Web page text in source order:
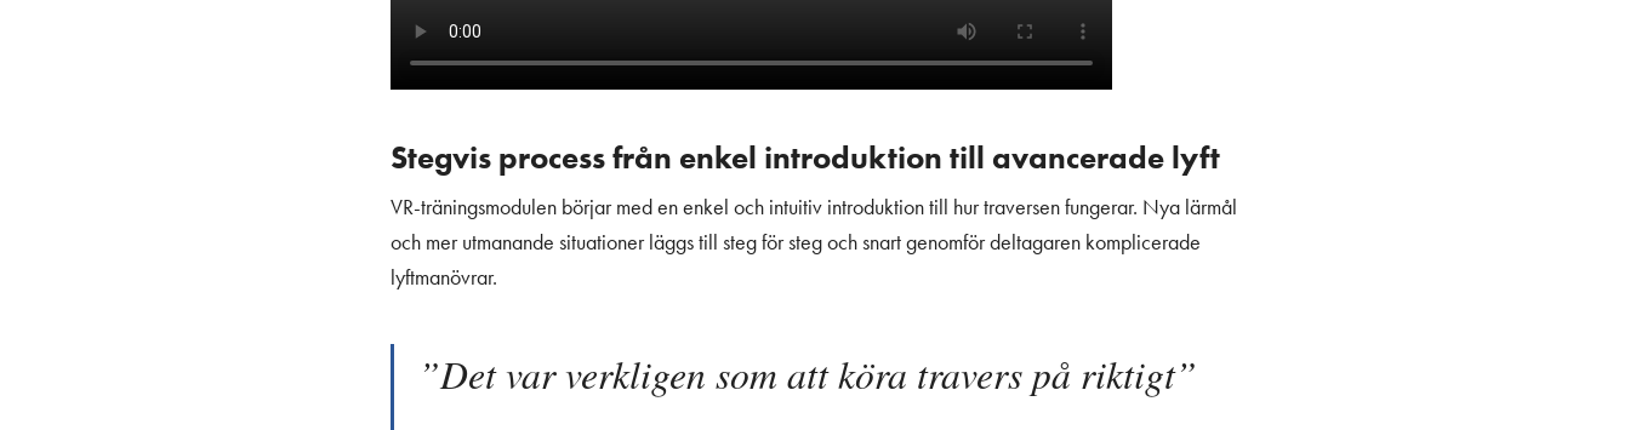
Stegvis process från enkel introduktion till avancerade lyft
VR-träningsmodulen börjar med en enkel och intuitiv introduktion till hur traversen fungerar. Nya lärmål
och mer utmanande situationer läggs till steg för steg och snart genomför deltagaren komplicerade
lyftmanövrar.
”Det var verkligen som att köra travers på riktigt”